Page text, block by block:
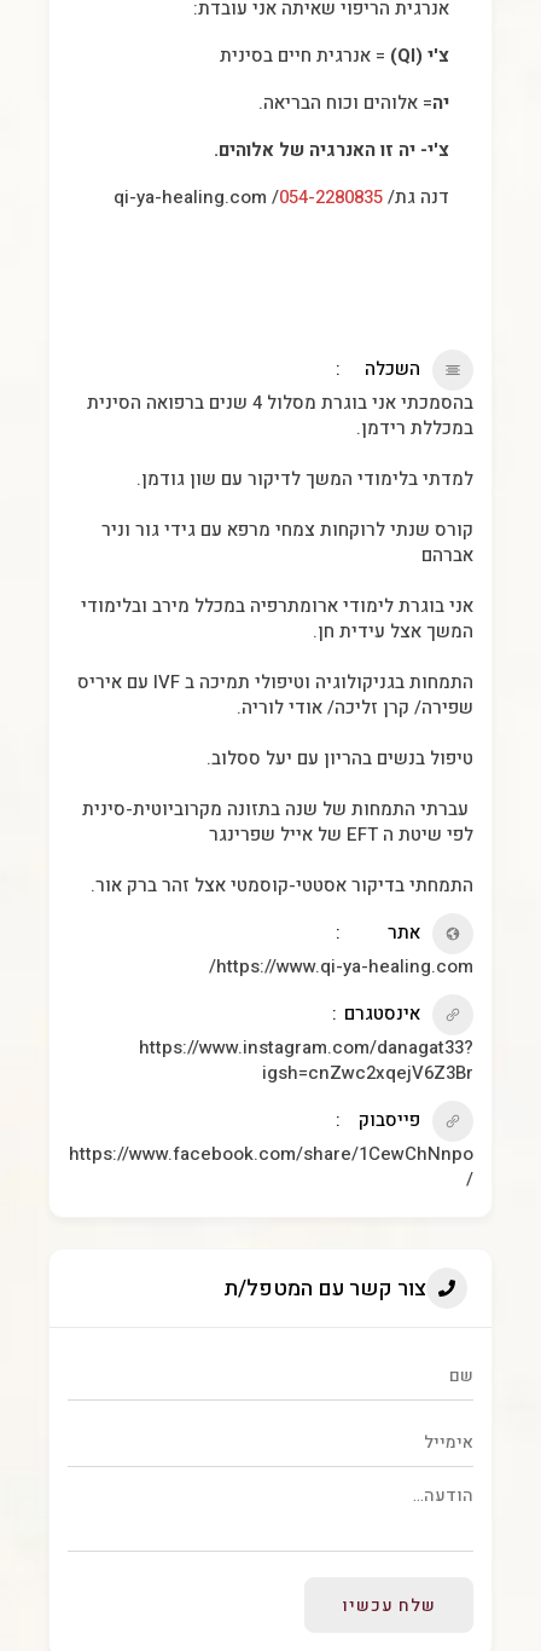
אנרגית הריפוי שאיתה אני עובדת:
צ'י (QI)
= אנרגית חיים בסינית
יה= אלוהים וכוח הבריאה.
צ'י- יה זו האנרגיה של אלוהים.
דנה גת/054-2280835
/ qi-ya-healing.com
השכלה
בהסמכתי אני בוגרת מסלול 4 שנים ברפואה הסינית
במכללת רידמן.
למדתי בלימודי המשך לדיקור עם שון גודמן.
קורס שנתי לרוקחות צמחי מרפא עם גידי גור וניר
אברהם
אני בוגרת לימודי ארומתרפיה במכלל מירב ובלימודי
המשך אצל עידית חן.
התמחות בגניקולוגיה וטיפולי תמיכה ב IVF עם איריס
שפירה/ קרן זליכה/ אודי לוריה.
טיפול בנשים בהריון עם יעל ססלוב.
עברתי התמחות של שנה בתזונה מקרוביוטית-סינית
לפי שיטת ה EFT של אייל שפרינגר
התמחתי בדיקור אסטטי-קוסמטי אצל זהר ברק אור.
אתר
https://www.qi-ya-healing.com/
אינסטגרם
https://www.instagram.com/danagat33?
igsh=cnZwc2xqejV6Z3Br
פייסבוק
https://www.facebook.com/share/1CewChNnpo
/
צור קשר עם המטפל/ת
שלח עכשיו